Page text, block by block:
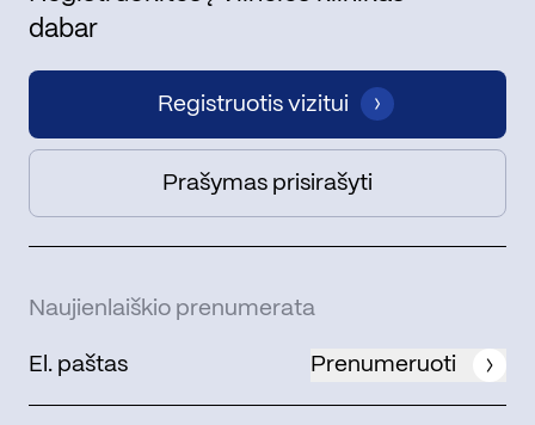
dabar
Registruotis vizitui
Prašymas prisirašyti
Naujienlaiškio prenumerata
Prenumeruoti